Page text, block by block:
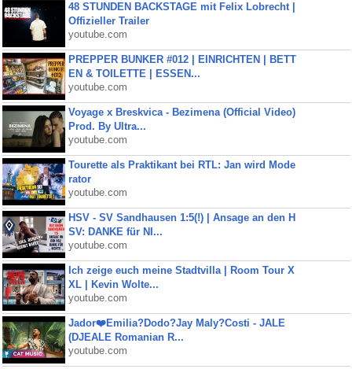
48 STUNDEN BACKSTAGE mit Felix Lobrecht |
Offizieller Trailer
youtube.com
PREPPER BUNKER #012 | EINRICHTEN | BETT
EN & TOILETTE | ESSEN...
youtube.com
Voyage x Breskvica - Bezimena (Official Video)
Prod. By Ultra...
youtube.com
Tourette als Praktikant bei RTL: Jan wird Mode
rator
youtube.com
HSV - SV Sandhausen 1:5(!) | Ansage an den H
SV: DANKE für NI...
youtube.com
Ich zeige euch meine Stadtvilla | Room Tour X
XL | Kevin Wolte...
youtube.com
Jador❤️Emilia?Dodo?Jay Maly?Costi - JALE
(DJEALE Romanian R...
youtube.com